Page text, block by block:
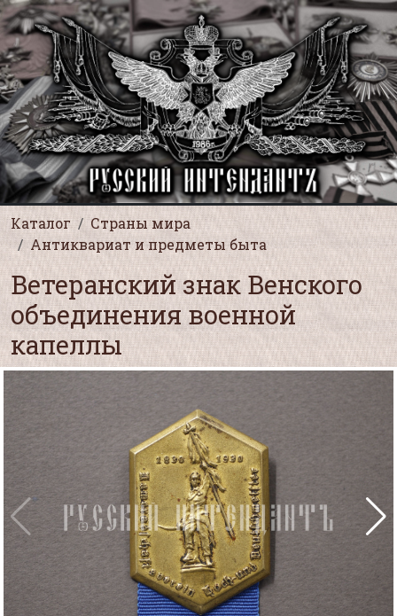
Каталог
Страны мира
Антиквариат и предметы быта
Ветеранский знак Венского
объединения военной
капеллы